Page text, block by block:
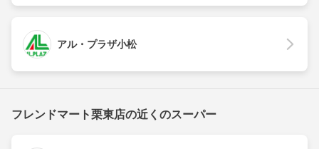
アル・プラザ小松
フレンドマート栗東店の近くのスーパー